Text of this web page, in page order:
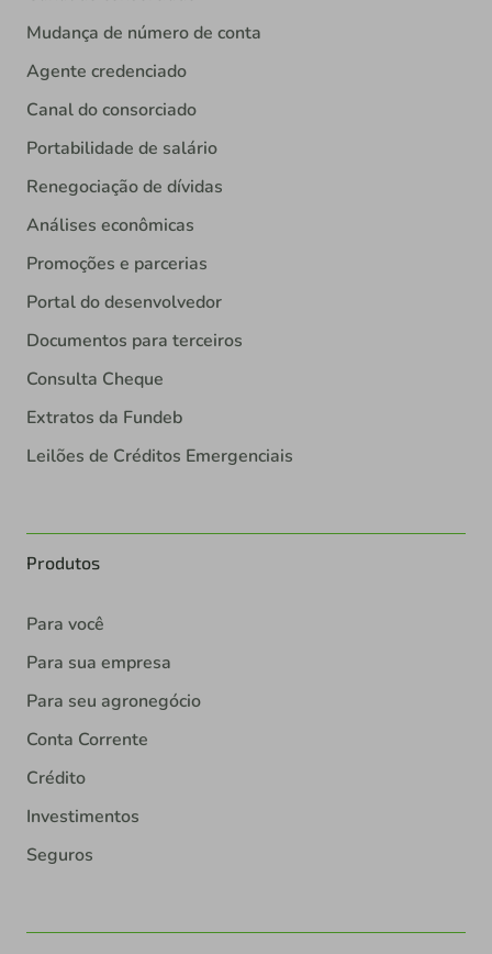
Mudança de número de conta
Agente credenciado
Canal do consorciado
Portabilidade de salário
Renegociação de dívidas
Análises econômicas
Promoções e parcerias
Portal do desenvolvedor
Documentos para terceiros
Consulta Cheque
Extratos da Fundeb
Leilões de Créditos Emergenciais
Produtos
Para você
Para sua empresa
Para seu agronegócio
Conta Corrente
Crédito
Investimentos
Seguros